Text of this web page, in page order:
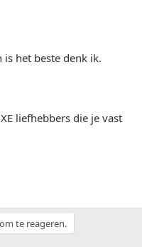
het beste denk ik.
liefhebbers die je vast
te reageren.